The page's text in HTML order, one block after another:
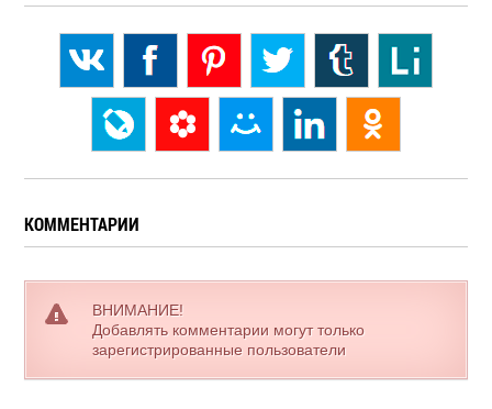
КОММЕНТАРИИ
ВНИМАНИЕ!
Добавлять комментарии могут только
зарегистрированные пользователи